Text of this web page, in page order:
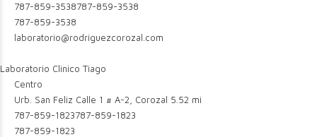
787-859-3538787-859-3538
787-859-3538
laboratorio@rodriguezcorozal.com
Laboratorio Clinico Tiago
Centro
Urb. San Feliz Calle 1 # A-2, Corozal 5.52 mi
787-859-1823787-859-1823
787-859-1823